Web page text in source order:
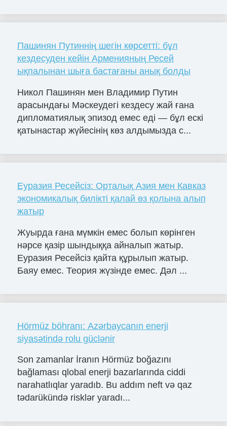
Пашинян Путиннің шегін көрсетті: бұл
кездесуден кейін Арменияның Ресей
ықпалынан шыға бастағаны анық болды
Никол Пашинян мен Владимир Путин
арасындағы Мәскеудегі кездесу жай ғана
дипломатиялық эпизод емес еді — бұл ескі
қатынастар жүйесінің көз алдымызда с...
Еуразия Ресейсіз: Орталық Азия мен Кавказ
экономикалық билікті қалай өз қолына алып
жатыр
Жуырда ғана мүмкін емес болып көрінген
нәрсе қазір шындыққа айналып жатыр.
Еуразия Ресейсіз қайта құрылып жатыр.
Баяу емес. Теория жүзінде емес. Дәл ...
Hörmüz böhranı: Azərbaycanın enerji
siyasətində rolu güclənir
Son zamanlar İranın Hörmüz boğazını
bağlaması qlobal enerji bazarlarında ciddi
narahatlıqlar yaradıb. Bu addım neft və qaz
tədarükündə risklər yaradı...